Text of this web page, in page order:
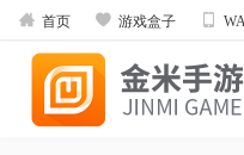
 首页  游戏盒子 